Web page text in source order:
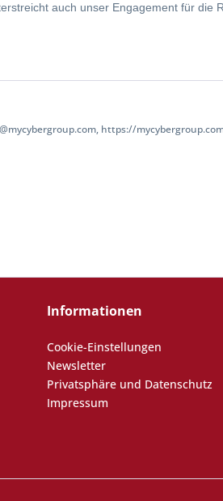
auch unser Engagement für die
https://
Informationen
Cookie-Einstellungen
Newsletter
Privatsphäre und Datenschutz
Impressum